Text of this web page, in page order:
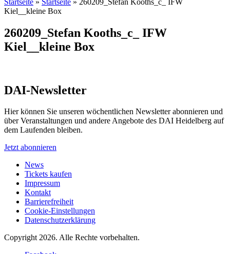
Kiel__kleine Box
260209_Stefan Kooths_c_ IFW
Kiel__kleine Box
DAI-Newsletter
Hier können Sie unseren wöchentlichen Newsletter abonnieren und
über Veranstaltungen und andere Angebote des DAI Heidelberg auf
dem Laufenden bleiben.
Jetzt abonnieren
News
Tickets kaufen
Impressum
Kontakt
Barrierefreiheit
Cookie-Einstellungen
Datenschutzerklärung
Copyright 2026. Alle Rechte vorbehalten.